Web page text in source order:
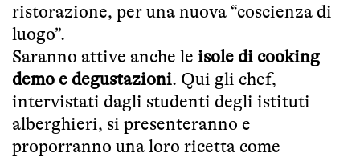
ristorazione, per una nuova “coscienza di
luogo”.
Saranno attive anche le isole di cooking
demo e degustazioni. Qui gli chef,
intervistati dagli studenti degli istituti
alberghieri, si presenteranno e
proporranno una loro ricetta come